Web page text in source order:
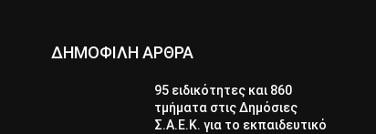
ΔΗΜΟΦΙΛΗ ΑΡΘΡΑ
95 ειδικότητες και 860
τμήματα στις Δημόσιες
Σ.Α.Ε.Κ. για το εκπαιδευτικό